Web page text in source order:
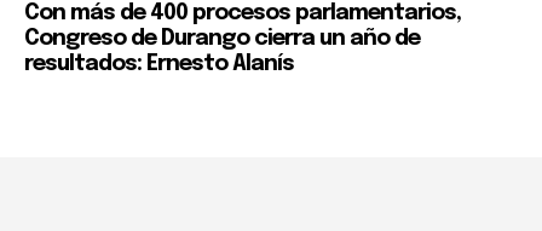
Con más de 400 procesos parlamentarios,
Congreso de Durango cierra un año de
resultados: Ernesto Alanís